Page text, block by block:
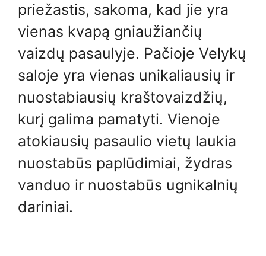
priežastis, sakoma, kad jie yra
vienas kvapą gniaužiančių
vaizdų pasaulyje. Pačioje Velykų
saloje yra vienas unikaliausių ir
nuostabiausių kraštovaizdžių,
kurį galima pamatyti. Vienoje
atokiausių pasaulio vietų laukia
nuostabūs paplūdimiai, žydras
vanduo ir nuostabūs ugnikalnių
dariniai.